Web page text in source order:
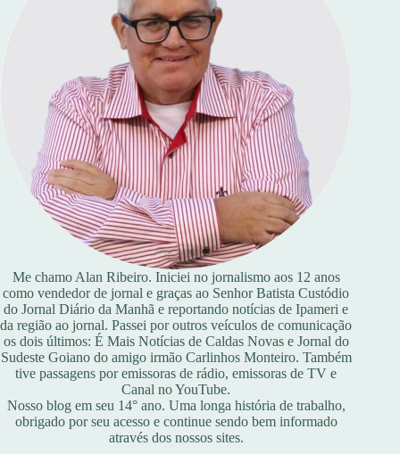
Me chamo Alan Ribeiro. Iniciei no jornalismo aos 12 anos
como vendedor de jornal e graças ao Senhor Batista Custódio
do Jornal Diário da Manhã e reportando notícias de Ipameri e
da região ao jornal. Passei por outros veículos de comunicação
os dois últimos: É Mais Notícias de Caldas Novas e Jornal do
Sudeste Goiano do amigo irmão Carlinhos Monteiro. Também
tive passagens por emissoras de rádio, emissoras de TV e
Canal no YouTube.
Nosso blog em seu 14° ano. Uma longa história de trabalho,
obrigado por seu acesso e continue sendo bem informado
através dos nossos sites.